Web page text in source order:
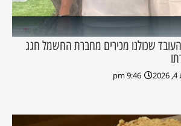
שכולנו מכירים מחברת החשמל חגג
9:46 pm